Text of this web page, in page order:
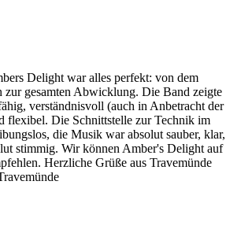
Delight war alles perfekt: von dem
gesamten Abwicklung. Die Band zeigte
verständnisvoll (auch in Anbetracht der
flexibel. Die Schnittstelle zur Technik im
die Musik war absolut sauber, klar,
stimmig. Wir können Amber's Delight auf
Herzliche Grüße aus Travemünde